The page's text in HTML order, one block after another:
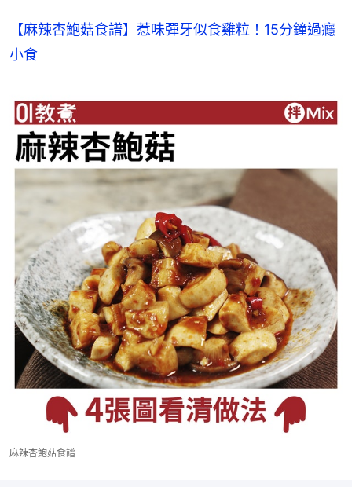
【麻辣杏鮑菇食譜】惹味彈牙似食雞粒！15分鐘過癮
小食
麻辣杏鮑菇食譜